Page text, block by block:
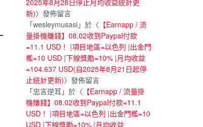
新)〉發佈留言
「wesleymusasi」於〈 【Earnapp / 流
量掛機賺錢】08.02收到Paypal付款
=11.1 USD！ |項目地區=以色列 |出金門
檻=10 USD |下線獎勵=10% |月均收益
=104.637 USD(自2025年8月21日起停
止統計更新)〉發佈留言
「忠言逆耳 」於〈 【Earnapp / 流量掛
機賺錢】08.02收到Paypal付款=11.1
USD！ |項目地區=以色列 |出金門檻=10
USD |下線獎勵=10% |月均收益